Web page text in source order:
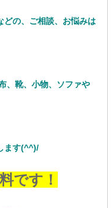
どの、ご相談、お悩みは
、靴、小物、ソファや
ます(^^)/
です！